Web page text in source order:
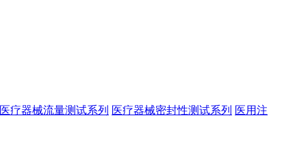
医疗器械流量测试系列 医疗器械密封性测试系列 医用注